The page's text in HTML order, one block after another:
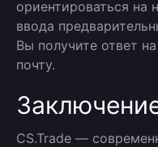
ориентироваться на
ввода
Вы получите ответ
почту.
CS.Trade —